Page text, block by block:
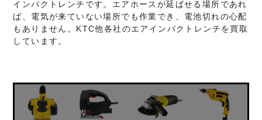
インパクトレンチです。エアホースが延ばせる場所であれ
ば、電気が来ていない場所でも作業でき、電池切れの心配
もありません。KTC他各社のエアインパクトレンチを買取
しています。